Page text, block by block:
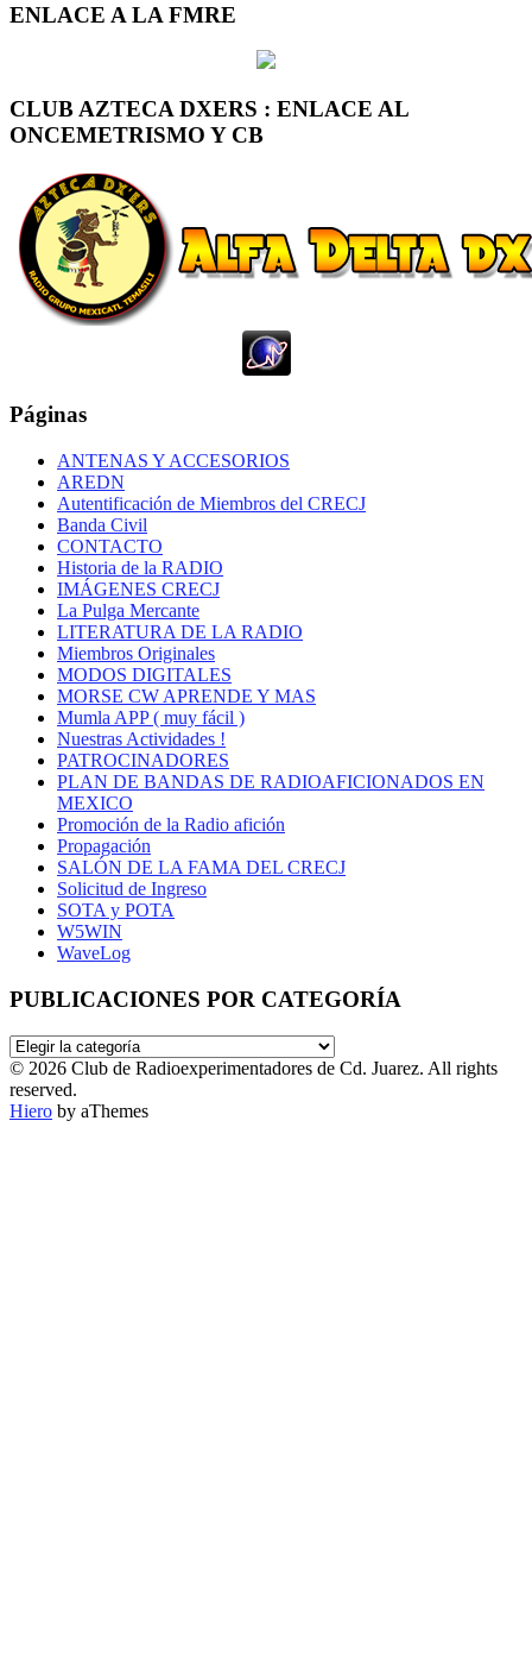
ENLACE A LA FMRE
CLUB AZTECA DXERS : ENLACE AL
ONCEMETRISMO Y CB
Páginas
ANTENAS Y ACCESORIOS
AREDN
Autentificación de Miembros del CRECJ
Banda Civil
CONTACTO
Historia de la RADIO
IMÁGENES CRECJ
La Pulga Mercante
LITERATURA DE LA RADIO
Miembros Originales
MODOS DIGITALES
MORSE CW APRENDE Y MAS
Mumla APP ( muy fácil )
Nuestras Actividades !
PATROCINADORES
PLAN DE BANDAS DE RADIOAFICIONADOS EN
MEXICO
Promoción de la Radio afición
Propagación
SALÓN DE LA FAMA DEL CRECJ
Solicitud de Ingreso
SOTA y POTA
W5WIN
WaveLog
PUBLICACIONES POR CATEGORÍA
PUBLICACIONES
POR
CATEGORÍA
© 2026 Club de Radioexperimentadores de Cd. Juarez. All rights
reserved.
Hiero by aThemes